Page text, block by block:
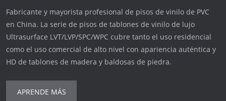
Fabricante y mayorista profesional de pisos de vinilo de PVC
en China. La serie de pisos de tablones de vinilo de lujo
Ultrasurface LVT/LVP/SPC/WPC cubre tanto el uso residencial
como el uso comercial de alto nivel con apariencia auténtica y
HD de tablones de madera y baldosas de piedra.
APRENDE MÁS